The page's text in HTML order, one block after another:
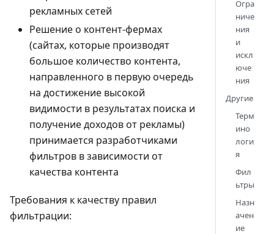
рекламных сетей
Решение о контент-фермах
(сайтах, которые производят
большое количество контента,
направленного в первую очередь
на достижение высокой
видимости в результатах поиска и
получение доходов от рекламы)
принимается разработчиками
фильтров в зависимости от
качества контента
Требования к качеству правил
фильтрации:
Огра
ниче
ния
и
искл
юче
ния
Другие
Терм
ино
логи
я
Фил
ьтры
Назн
ачен
ие